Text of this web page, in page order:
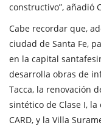
constructivo”, añadió
Cabe recordar que,
ciudad de Santa Fe,
en la capital
desarrolla obras de
Tacca, la renovación
sintético de Clase I,
CARD, y la Villa